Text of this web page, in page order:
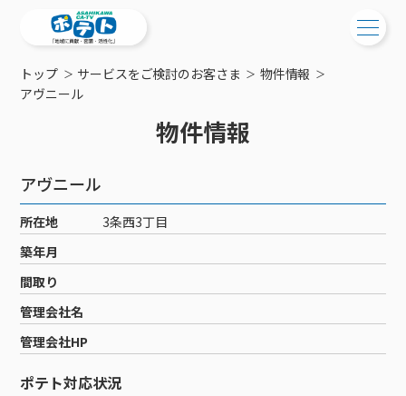
ご検討中の方
工事・配線について
新居をご検討中の方へ
ポテトを導入している集合住宅
物件情報
特典・キャンペーン
おトクな割引サービス
ご加入中の方
ご加入中のサービス確認・変更
WEBメール
サポートサービス
サポートサービストップ
リモートコール
回線速度測定
新着情報
メンテナンス・障害情報
ポテトからのプレゼント
サービス案内
サービス案内
ケーブルテレビ
ケーブルテレビトップ
チャンネル紹介
料⾦プラン
NHK衛星受信料団体⼀括⽀払
インターネット
インターネットトップ
料⾦プラン
Wi-Fiサービス
固定電話
固定電話トップ
基本料⾦・通話料⾦
ポテトスマートフォントップ
コミチャン
お困りの方はこちら
会社案内
メンテナンス
トップ サービスをご検討のお客さま
物件情報
アヴニール
物件情報
アヴニール
所在地
3条西3丁目
築年月
間取り
管理会社名
管理会社HP
ポテト対応状況